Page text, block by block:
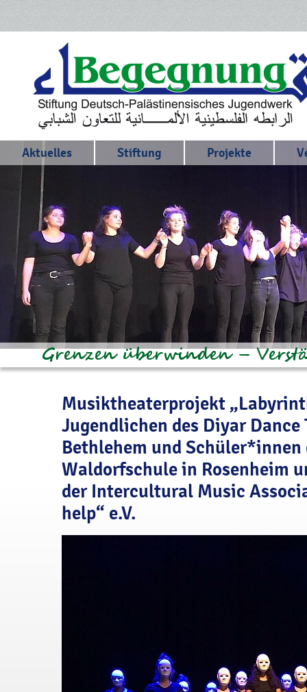
Aktuelles Stiftung Projekte
Musiktheaterprojekt
Jugendlichen des Diyar Dance
Bethlehem und Schüler*innen
Waldorfschule in Rosenheim
der Intercultural Music
help“ e.V.